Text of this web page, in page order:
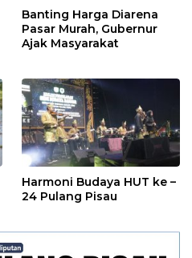
Banting Harga Diarena
Pasar Murah, Gubernur
Ajak Masyarakat
Harmoni Budaya HUT ke –
24 Pulang Pisau